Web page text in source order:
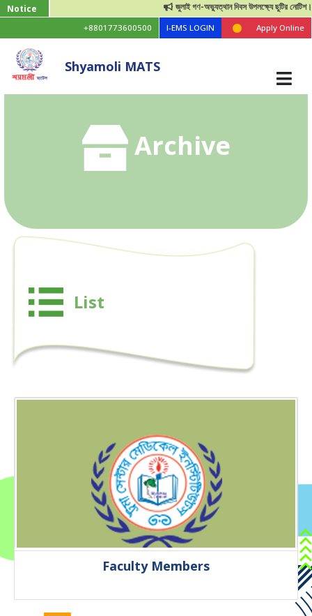
Notice জুলাই গণ-অভ্যুত্থান দিবস উপলক্ষ্যে ছুটির নোটিশ।
+8801773600500 I-EMS LOGIN Apply Online
Shyamoli MATS
Archive
List
Faculty Members